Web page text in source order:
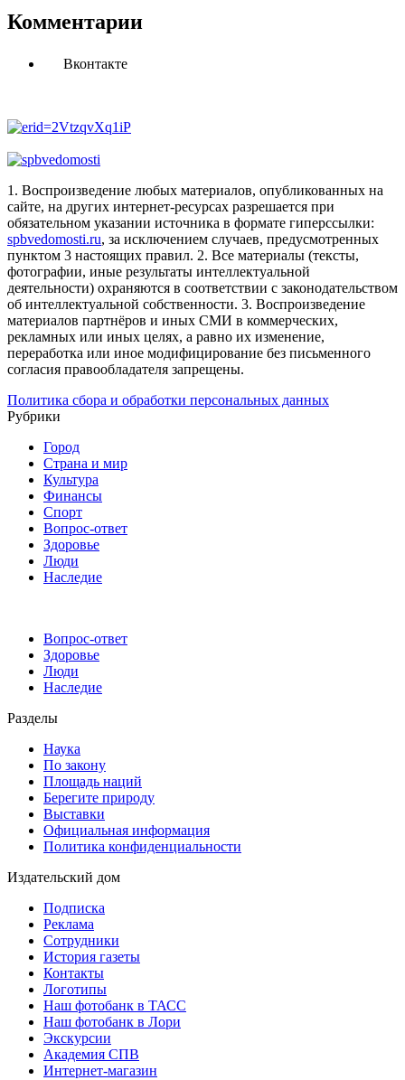
Комментарии
Вконтакте
1. Воспроизведение любых материалов, опубликованных на
сайте, на других интернет-ресурсах разрешается при
обязательном указании источника в формате гиперссылки:
spbvedomosti.ru, за исключением случаев, предусмотренных
пунктом 3 настоящих правил. 2. Все материалы (тексты,
фотографии, иные результаты интеллектуальной
деятельности) охраняются в соответствии с законодательством
об интеллектуальной собственности. 3. Воспроизведение
материалов партнёров и иных СМИ в коммерческих,
рекламных или иных целях, а равно их изменение,
переработка или иное модифицирование без письменного
согласия правообладателя запрещены.
Политика сбора и обработки персональных данных
Рубрики
Город
Страна и мир
Культура
Финансы
Спорт
Вопрос-ответ
Здоровье
Люди
Наследие
Вопрос-ответ
Здоровье
Люди
Наследие
Разделы
Наука
По закону
Площадь наций
Берегите природу
Выставки
Официальная информация
Политика конфиденциальности
Издательский дом
Подписка
Реклама
Сотрудники
История газеты
Контакты
Логотипы
Наш фотобанк в ТАСС
Наш фотобанк в Лори
Экскурсии
Академия СПВ
Интернет-магазин